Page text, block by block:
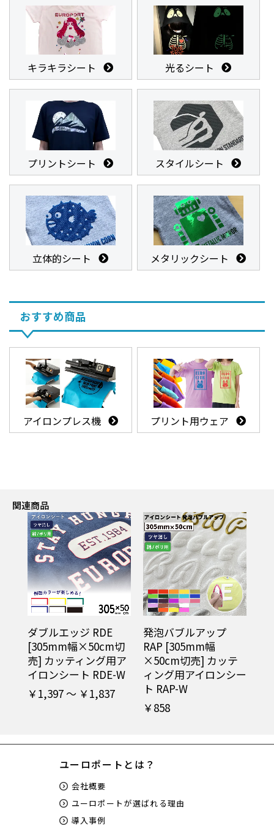
キラキラシート 光るシート
プリントシート スタイルシート
立体的シート メタリックシート
おすすめ商品
アイロンプレス機 プリント用ウェア
関連商品
ダブルエッジ RDE
[305mm幅×50cm切
売] カッティング用ア
イロンシート RDE-W
￥1,397 ～ ￥1,837
発泡バブルアップ
RAP [305mm幅
×50cm切売] カッテ
ィング用アイロンシー
ト RAP-W
￥858
ユーロポートとは？
会社概要
ユーロポートが選ばれる理由
導入事例